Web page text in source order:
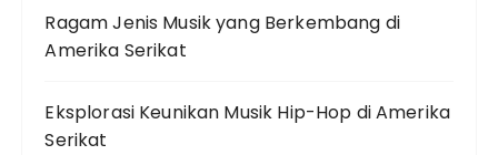
Ragam Jenis Musik yang Berkembang di
Amerika Serikat
Eksplorasi Keunikan Musik Hip-Hop di Amerika
Serikat